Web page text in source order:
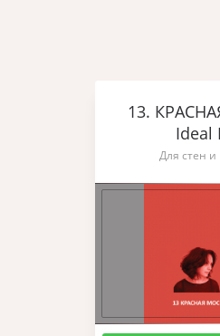
13.
Ideal
Для стен и